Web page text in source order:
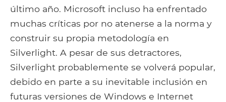
último año. Microsoft incluso ha enfrentado
muchas críticas por no atenerse a la norma y
construir su propia metodología en
Silverlight. A pesar de sus detractores,
Silverlight probablemente se volverá popular,
debido en parte a su inevitable inclusión en
futuras versiones de Windows e Internet